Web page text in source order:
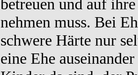
betreuen und auf
nehmen muss. Bei
schwere Härte nur
eine Ehe